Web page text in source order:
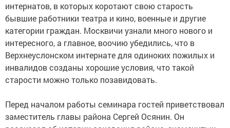
интернатов, в которых коротают свою старость
бывшие работники театра и кино, военные и другие
категории граждан. Москвичи узнали много нового и
интересного, а главное, воочию убедились, что в
Верхнеуслонском интернате для одиноких пожилых и
инвалидов созданы хорошие условия, что такой
старости можно только позавидовать.
Перед началом работы семинара гостей приветствовал
заместитель главы района Сергей Осянин. Он